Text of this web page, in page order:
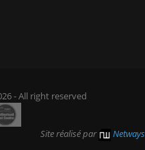
- All right reserved
Site réalisé par Netways